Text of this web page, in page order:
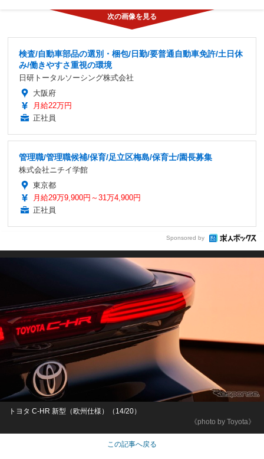
検査/自動車部品の選別・梱包/日勤/要普通自動車免許/土日休
み/働きやすさ重視の環境
日研トータルソーシング株式会社
大阪府
月給22万円
正社員
管理職/管理職候補/保育/足立区梅島/保育士/園長募集
株式会社ニチイ学館
東京都
月給29万9,900円～31万4,900円
正社員
Sponsored by
《photo by Toyota》
トヨタ C-HR 新型（欧州仕様）（14/20）
この記事へ戻る